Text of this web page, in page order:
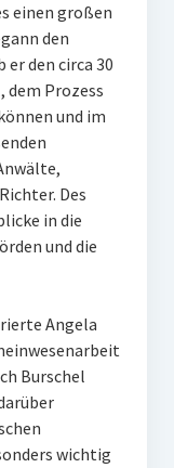
einen großen
den
den circa 30
dem Prozess
und im
Des
in die
und die
Angela
Burschel
wichtig